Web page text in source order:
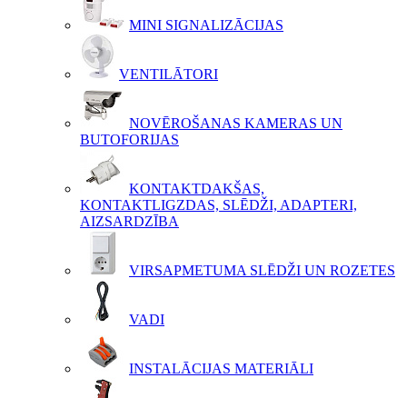
MINI SIGNALIZĀCIJAS
VENTILĀTORI
NOVĒROŠANAS KAMERAS UN
BUTOFORIJAS
KONTAKTDAKŠAS,
KONTAKTLIGZDAS, SLĒDŽI, ADAPTERI,
AIZSARDZĪBA
VIRSAPMETUMA SLĒDŽI UN ROZETES
VADI
INSTALĀCIJAS MATERIĀLI